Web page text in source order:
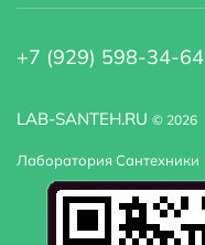
LAB-SANTEH.RU © 2026
Лаборатория Сантехники
+7 (929) 598-34-64